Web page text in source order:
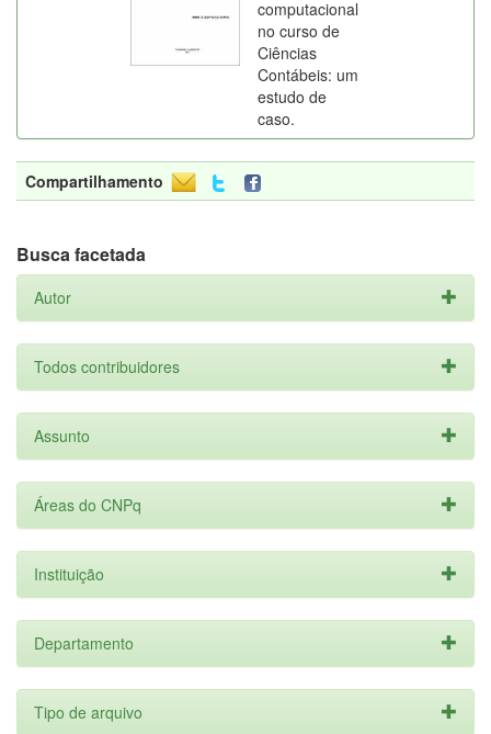
computacional
no curso de
Ciências
Contábeis: um
estudo de
caso.
Compartilhamento
Busca facetada
Autor
Todos contribuidores
Assunto
Áreas do CNPq
Instituição
Departamento
Tipo de arquivo